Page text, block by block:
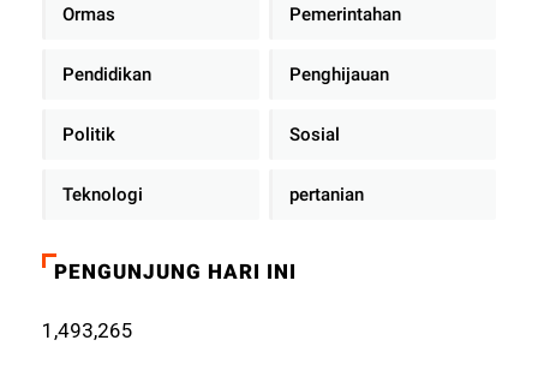
Ormas Pemerintahan
Pendidikan Penghijauan
Politik Sosial
Teknologi pertanian
PENGUNJUNG HARI INI
1,493,265